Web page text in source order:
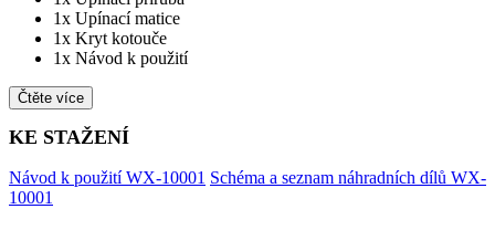
1x Upínací matice
1x Kryt kotouče
1x Návod k použití
Čtěte více
KE STAŽENÍ
Návod k použití WX-10001 Schéma a seznam náhradních dílů WX-
10001